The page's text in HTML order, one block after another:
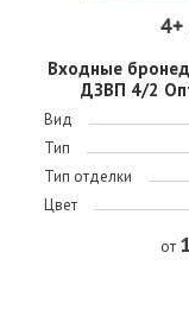
Входные
ДЗВП 4/2
Вид
Тип
Тип отделки
Цвет
от